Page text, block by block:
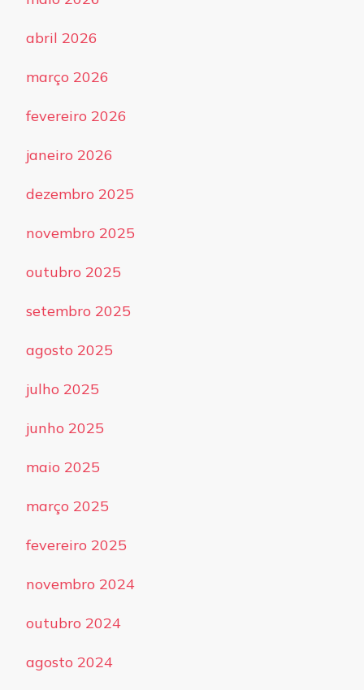
abril 2026
março 2026
fevereiro 2026
janeiro 2026
dezembro 2025
novembro 2025
outubro 2025
setembro 2025
agosto 2025
julho 2025
junho 2025
maio 2025
março 2025
fevereiro 2025
novembro 2024
outubro 2024
agosto 2024